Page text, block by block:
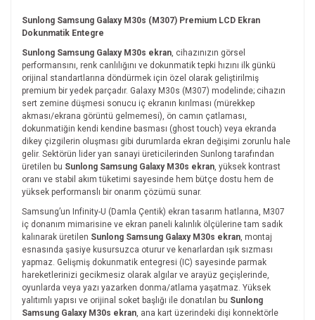
Sunlong Samsung Galaxy M30s (M307) Premium LCD Ekran
Dokunmatik Entegre
Sunlong Samsung Galaxy M30s ekran, cihazınızın görsel
performansını, renk canlılığını ve dokunmatik tepki hızını ilk günkü
orijinal standartlarına döndürmek için özel olarak geliştirilmiş
premium bir yedek parçadır. Galaxy M30s (M307) modelinde; cihazın
sert zemine düşmesi sonucu iç ekranın kırılması (mürekkep
akması/ekrana görüntü gelmemesi), ön camın çatlaması,
dokunmatiğin kendi kendine basması (ghost touch) veya ekranda
dikey çizgilerin oluşması gibi durumlarda ekran değişimi zorunlu hale
gelir. Sektörün lider yan sanayi üreticilerinden Sunlong tarafından
üretilen bu Sunlong Samsung Galaxy M30s ekran, yüksek kontrast
oranı ve stabil akım tüketimi sayesinde hem bütçe dostu hem de
yüksek performanslı bir onarım çözümü sunar.
Samsung’un Infinity-U (Damla Çentik) ekran tasarım hatlarına, M307
iç donanım mimarisine ve ekran paneli kalınlık ölçülerine tam sadık
kalınarak üretilen Sunlong Samsung Galaxy M30s ekran, montaj
esnasında şasiye kusursuzca oturur ve kenarlardan ışık sızması
yapmaz. Gelişmiş dokunmatik entegresi (IC) sayesinde parmak
hareketlerinizi gecikmesiz olarak algılar ve arayüz geçişlerinde,
oyunlarda veya yazı yazarken donma/atlama yaşatmaz. Yüksek
yalıtımlı yapısı ve orijinal soket başlığı ile donatılan bu Sunlong
Samsung Galaxy M30s ekran, ana kart üzerindeki dişi konnektörle